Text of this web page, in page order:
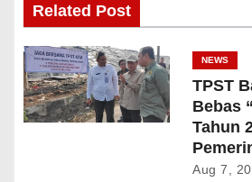
Related Post
NEWS
TPST
Bebas
Tahun
Aug 7,